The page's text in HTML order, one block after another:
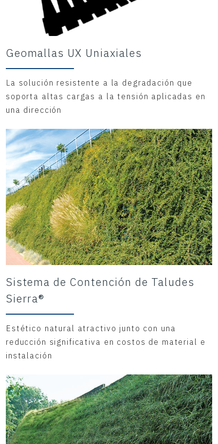
Geomallas UX Uniaxiales
La solución resistente a la degradación que
soporta altas cargas a la tensión aplicadas en
una dirección
Sistema de Contención de Taludes
Sierra®
Estético natural atractivo junto con una
reducción significativa en costos de material e
instalación